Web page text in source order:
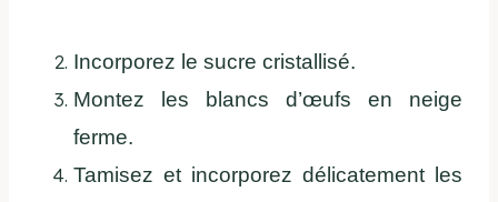
Incorporez le sucre cristallisé.
Montez les blancs d’œufs en neige
ferme.
Tamisez et incorporez délicatement les